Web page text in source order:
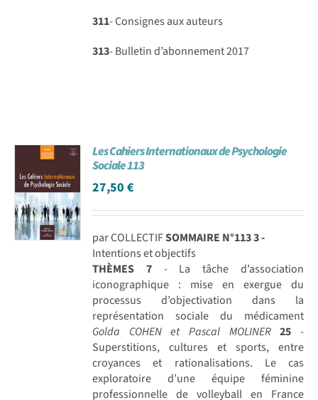
311- Consignes aux auteurs
313- Bulletin d’abonnement 2017
Les Cahiers Internationaux de Psychologie
Sociale 113
27,50€
par COLLECTIFSOMMAIRE N°1133 -
Intentions et objectifs
THÈMES
7- La tâche d’association
iconographique : mise en exergue du
processus d’objectivation dans la
représentation sociale du médicament
Golda COHEN et Pascal MOLINER 25 -
Superstitions, cultures et sports, entre
croyances et rationalisations. Le cas
exploratoire d’une équipe féminine
professionnelle de volleyball en France